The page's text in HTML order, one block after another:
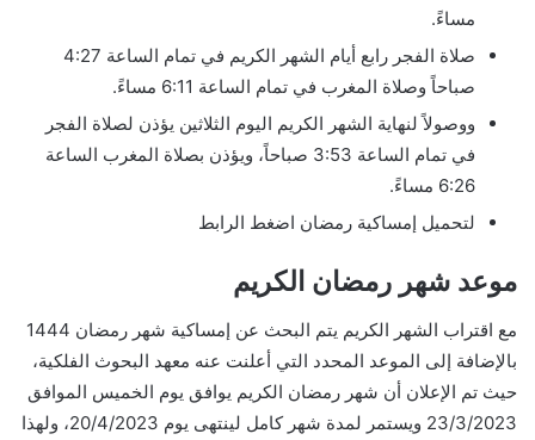
مساءً.
صلاة الفجر رابع أيام الشهر الكريم في تمام الساعة 4:27
صباحاً وصلاة المغرب في تمام الساعة 6:11 مساءً.
ووصولاً لنهاية الشهر الكريم اليوم الثلاثين يؤذن لصلاة الفجر
في تمام الساعة 3:53 صباحاً، ويؤذن بصلاة المغرب الساعة
6:26 مساءً.
لتحميل إمساكية رمضان اضغط الرابط
موعد شهر رمضان الكريم
مع اقتراب الشهر الكريم يتم البحث عن إمساكية شهر رمضان 1444
بالإضافة إلى الموعد المحدد التي أعلنت عنه معهد البحوث الفلكية،
حيث تم الإعلان أن شهر رمضان الكريم يوافق يوم الخميس الموافق
23/3/2023 ويستمر لمدة شهر كامل لينتهى يوم 20/4/2023، ولهذا